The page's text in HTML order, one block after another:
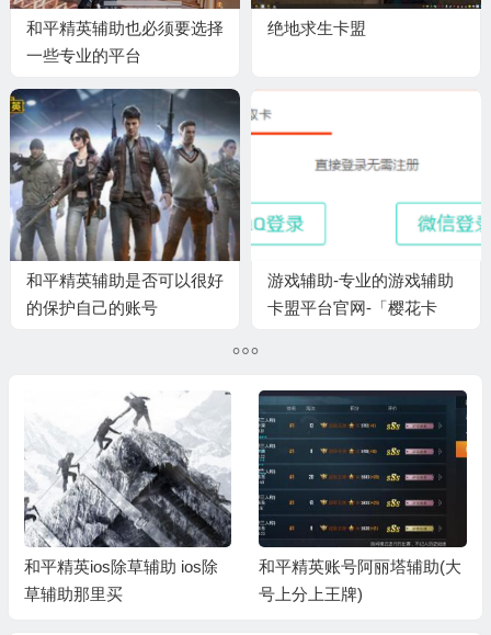
和平精英辅助也必须要选择
一些专业的平台
绝地求生卡盟
和平精英辅助是否可以很好
的保护自己的账号
游戏辅助-专业的游戏辅助
卡盟平台官网-「樱花卡
和平精英ios除草辅助 ios除
草辅助那里买
和平精英账号阿丽塔辅助(大
号上分上王牌)